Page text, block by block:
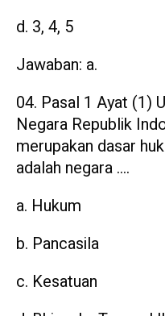
d. 3, 4, 5
Jawaban: a.
Pasal 1 Ayat (1)
Negara Republik
merupakan dasar
adalah negara ….
a. Hukum
b. Pancasila
c. Kesatuan